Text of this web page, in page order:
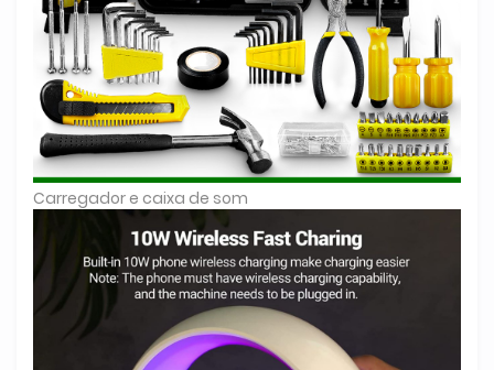
Carregador e caixa de som